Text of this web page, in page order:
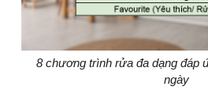
8 chương trình rửa đa dạng đáp
ngày